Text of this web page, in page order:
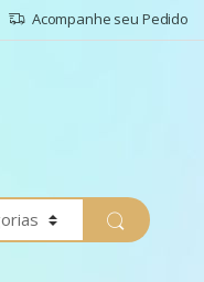
Acompanhe seu Pedido